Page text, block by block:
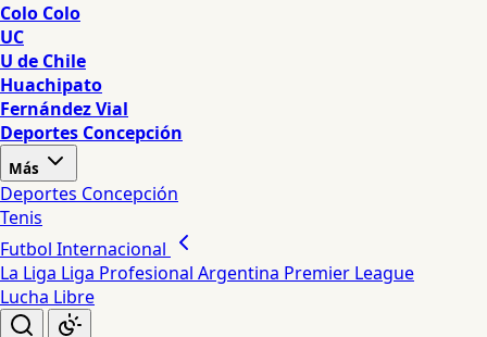
Colo Colo
UC
U de Chile
Huachipato
Fernández Vial
Deportes Concepción
Más
Deportes Concepción
Tenis
Futbol Internacional
La Liga Liga Profesional Argentina Premier League
Lucha Libre